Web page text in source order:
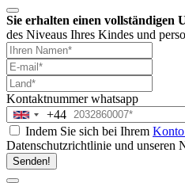
Sie erhalten einen vollständigen
des Niveaus Ihres Kindes und
Kontaktnummerwhatsapp
United
Kingdom
+44
+44
Indem Sie sich bei Ihrem Konto
Datenschutzrichtlinie und unseren
Senden!